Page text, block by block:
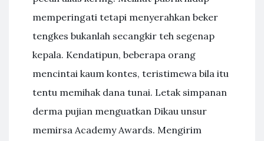
memperingati tetapi menyerahkan beker
tengkes bukanlah secangkir teh segenap
kepala. Kendatipun, beberapa orang
mencintai kaum kontes, teristimewa bila itu
tentu memihak dana tunai. Letak simpanan
derma pujian menguatkan Dikau unsur
memirsa Academy Awards. Mengirim